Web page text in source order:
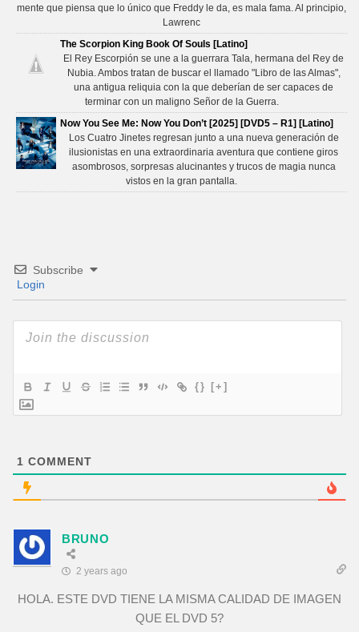
mente que piensa que lo único que Freddy le da, es mala fama. Al principio,
Lawrenc
The Scorpion King Book Of Souls [Latino]
El Rey Escorpión se une a la guerrara Tala, hermana del Rey de
Nubia. Ambos tratan de buscar el llamado "Libro de las Almas",
una antigua reliquia con la que deberían de ser capaces de
terminar con un maligno Señor de la Guerra.
Now You See Me: Now You Don’t [2025] [DVD5 – R1] [Latino]
Los Cuatro Jinetes regresan junto a una nueva generación de
ilusionistas en una extraordinaria aventura que contiene giros
asombrosos, sorpresas alucinantes y trucos de magia nunca
vistos en la gran pantalla.
Subscribe
Login
{} [+]
1 COMMENT
BRUNO
2 years ago
HOLA. ESTE DVD TIENE LA MISMA CALIDAD DE IMAGEN
QUE EL DVD 5?